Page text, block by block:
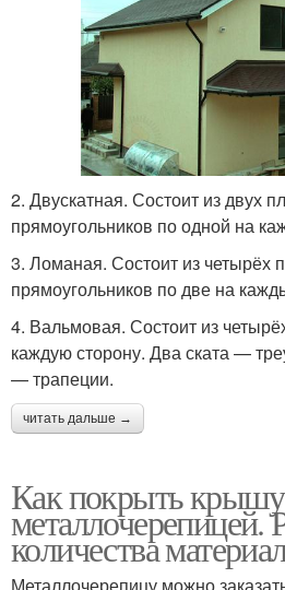
2. Двускатная. Состоит из двух
прямоугольников по одной на
3. Ломаная. Состоит из четырёх
прямоугольников по две на
4. Вальмовая. Состоит из
каждую сторону. Два ската —
— трапеции.
читать дальше →
Как покрыть крышу
металлочерепицей.
количества